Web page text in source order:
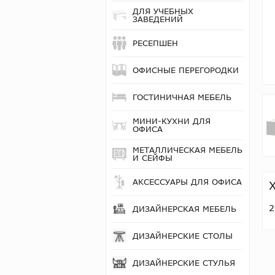
ДЛЯ УЧЕБНЫХ
ЗАВЕДЕНИЙ
РЕСЕПШЕН
ОФИСНЫЕ ПЕРЕГОРОДКИ
ГОСТИНИЧНАЯ МЕБЕЛЬ
МИНИ-КУХНИ ДЛЯ
ОФИСА
МЕТАЛЛИЧЕСКАЯ МЕБЕЛЬ
И СЕЙФЫ
АКСЕССУАРЫ ДЛЯ ОФИСА
ДИЗАЙНЕРСКАЯ МЕБЕЛЬ
ДИЗАЙНЕРСКИЕ СТОЛЫ
ДИЗАЙНЕРСКИЕ СТУЛЬЯ